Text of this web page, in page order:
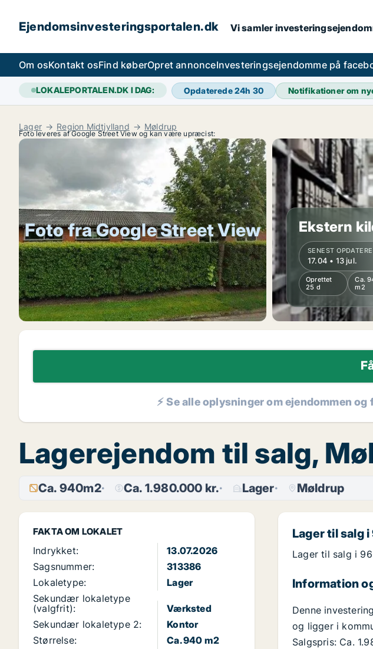
Ejendomsinvesteringsportalen.dk Vi samler
Om osKontakt osFind køberOpret annonceInvesteringsejendomme på
LOKALEPORTALEN.DK I DAG: Opdaterede 24h 30 Notifikationer om
Lager Region Midtjylland Møldrup
Foto leveres af Google Street View og kan være upræcist:
Foto fra Google Street View Ekstern
SENEST
17.04 • 13 jul.
Oprettet
25 d
Ca.
m2
⚡ Se alle oplysninger om ejendommen
Lagerejendom til salg,
Ca. 940m2 Ca. 1.980.000 kr. Lager Møldrup
FAKTA OM LOKALET
Indrykket:
13.07.2026
Sagsnummer:
313386
Lokaletype:
Lager
Sekundær lokaletype
(valgfrit):
Værksted
Sekundær lokaletype 2:
Kontor
Størrelse:
Ca. 940 m2
Lager til salg
Lager til salg i
Information
Denne
og ligger i
Salgspris: Ca.